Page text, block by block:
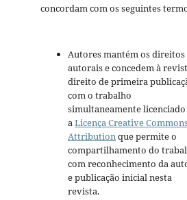
concordam com os seguintes
Autores mantém os direitos
autorais e concedem à
direito de primeira
com o trabalho
simultaneamente
a Licença Creative
Attribution que permite o
compartilhamento do
com reconhecimento da
e publicação inicial nesta
revista.